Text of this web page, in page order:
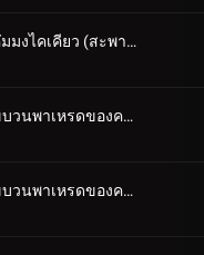
ตอนที่ 322 คัมมงไคเคียว (สะพานข้ามทะเล) แห่งมิตรภาพกับจิตสังหาร (ตอนจบ) ยอดนักสืบจิ๋วโคนัน เดอะซี_.
ตอนที่ 323 ขบวนพาเหรดของความดีและความชั่ว (ตอนแรก )
ตอนที่ 324 ขบวนพาเหรดของความดีและความชั่ว (ตอนจบ)